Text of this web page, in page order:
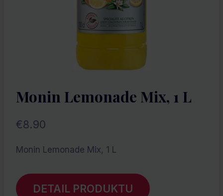
Monin Lemonade Mix, 1 L
€8.90
Monin Lemonade Mix, 1 L
DETAIL PRODUKTU